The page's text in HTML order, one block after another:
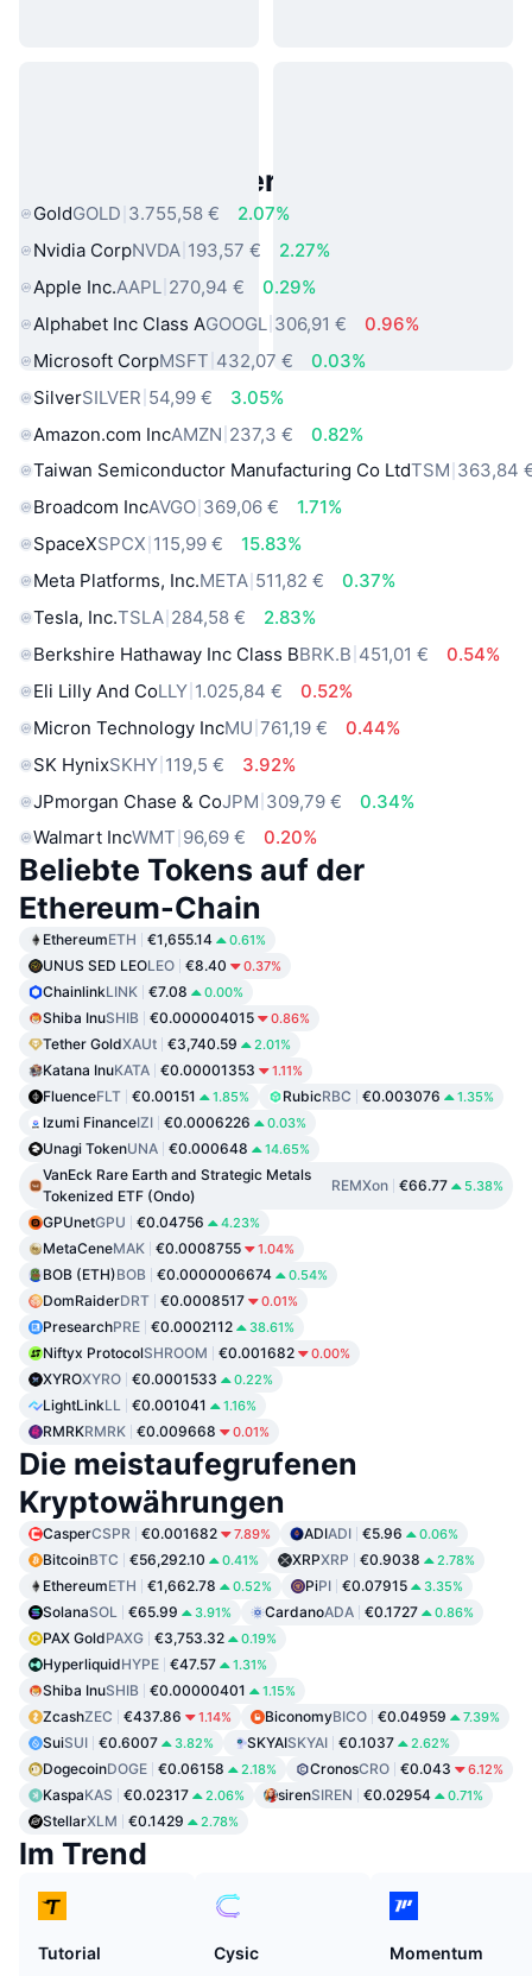
Beliebte reale Vermögenswerte
GoldGOLD 3.755,58 €
2.07%
Nvidia CorpNVDA 193,57 €
2.27%
Apple Inc.AAPL 270,94 €
0.29%
Alphabet Inc Class AGOOGL 306,91 €
0.96%
Microsoft CorpMSFT 432,07 €
0.03%
SilverSILVER 54,99 €
3.05%
Amazon.com IncAMZN 237,3 €
0.82%
Taiwan Semiconductor Manufacturing Co LtdTSM 363,84
Broadcom IncAVGO 369,06 €
1.71%
SpaceXSPCX 115,99 €
15.83%
Meta Platforms, Inc.META 511,82 €
0.37%
Tesla, Inc.TSLA 284,58 €
2.83%
Berkshire Hathaway Inc Class BBRK.B 451,01 €
0.54%
Eli Lilly And CoLLY 1.025,84 €
0.52%
Micron Technology IncMU 761,19 €
0.44%
SK HynixSKHY 119,5 €
3.92%
JPmorgan Chase & CoJPM 309,79 €
0.34%
Walmart IncWMT 96,69 € 0.20%
Beliebte Tokens auf der
Ethereum-Chain
EthereumETH €1,655.14 0.61%
UNUS SED LEOLEO €8.40 0.37%
ChainlinkLINK €7.08 0.00%
Shiba InuSHIB €0.000004015 0.86%
Tether GoldXAUt €3,740.59 2.01%
Katana InuKATA €0.00001353 1.11%
FluenceFLT €0.00151 1.85% RubicRBC €0.003076 1.35%
Izumi FinanceIZI €0.0006226 0.03%
Unagi TokenUNA €0.000648 14.65%
VanEck Rare Earth and Strategic Metals
Tokenized ETF (Ondo)
REMXon €66.77 5.38%
GPUnetGPU €0.04756 4.23%
MetaCeneMAK €0.0008755 1.04%
BOB (ETH)BOB €0.0000006674 0.54%
DomRaiderDRT €0.0008517 0.01%
PresearchPRE €0.0002112 38.61%
Niftyx ProtocolSHROOM €0.001682 0.00%
XYROXYRO €0.0001533 0.22%
LightLinkLL €0.001041 1.16%
RMRKRMRK €0.009668 0.01%
Die meistaufegrufenen
Kryptowährungen
CasperCSPR €0.001682 7.89% ADIADI €5.96 0.06%
BitcoinBTC €56,292.10 0.41% XRPXRP €0.9038 2.78%
EthereumETH €1,662.78 0.52% PiPI €0.07915 3.35%
SolanaSOL €65.99 3.91% CardanoADA €0.1727 0.86%
PAX GoldPAXG €3,753.32 0.19%
HyperliquidHYPE €47.57 1.31%
Shiba InuSHIB €0.00000401 1.15%
ZcashZEC €437.86 1.14% BiconomyBICO €0.04959 7.39%
SuiSUI €0.6007 3.82% SKYAISKYAI €0.1037 2.62%
DogecoinDOGE €0.06158 2.18% CronosCRO €0.043 6.12%
KaspaKAS €0.02317 2.06% sirenSIREN €0.02954 0.71%
StellarXLM €0.1429 2.78%
Im Trend
Tutorial
Cysic
Momentum